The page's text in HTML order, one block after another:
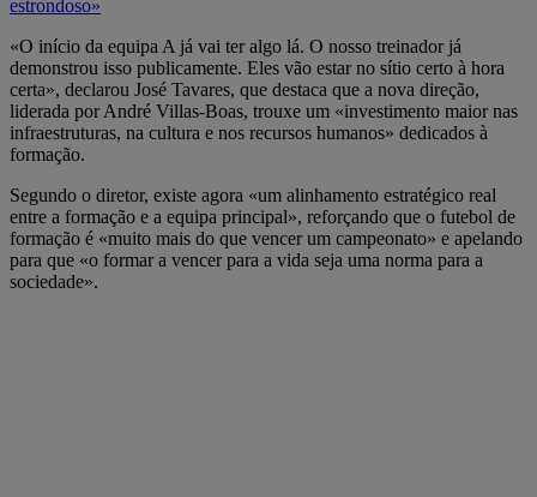
estrondoso»
«O início da equipa A já vai ter algo lá. O nosso treinador já
demonstrou isso publicamente. Eles vão estar no sítio certo à hora
certa», declarou José Tavares, que destaca que a nova direção,
liderada por André Villas-Boas, trouxe um «investimento maior nas
infraestruturas, na cultura e nos recursos humanos» dedicados à
formação.
Segundo o diretor, existe agora «um alinhamento estratégico real
entre a formação e a equipa principal», reforçando que o futebol de
formação é «muito mais do que vencer um campeonato» e apelando
para que «o formar a vencer para a vida seja uma norma para a
sociedade».